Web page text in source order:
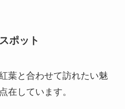
ポット
葉と合わせて訪れたい魅
在しています。